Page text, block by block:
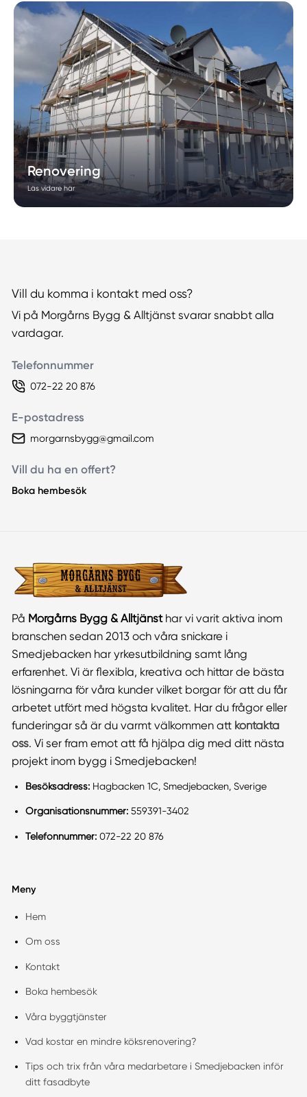
Renovering
Läs vidare här
Vill du komma i kontakt med oss?
Vi på Morgårns Bygg & Alltjänst svarar snabbt alla
vardagar.
Telefonnummer
072-22 20 876
E-postadress
morgarnsbygg@gmail.com
Vill du ha en offert?
Boka hembesök
På Morgårns Bygg & Alltjänsthar vi varit aktiva inom
branschen sedan 2013 och våra snickare i
Smedjebacken har yrkesutbildning samt lång
erfarenhet. Vi är flexibla, kreativa och hittar de bästa
lösningarna för våra kunder vilket borgar för att du får
arbetet utfört med högsta kvalitet. Har du frågor eller
funderingar så är du varmt välkommen att kontakta
oss. Vi ser fram emot att få hjälpa dig med ditt nästa
projekt inom bygg i Smedjebacken!
Besöksadress: Hagbacken 1C, Smedjebacken, Sverige
Organisationsnummer: 559391-3402
Telefonnummer: 072-22 20 876
Meny
Hem
Om oss
Kontakt
Boka hembesök
Våra byggtjänster
Vad kostar en mindre köksrenovering?
Tips och trix från våra medarbetare i Smedjebacken inför
ditt fasadbyte